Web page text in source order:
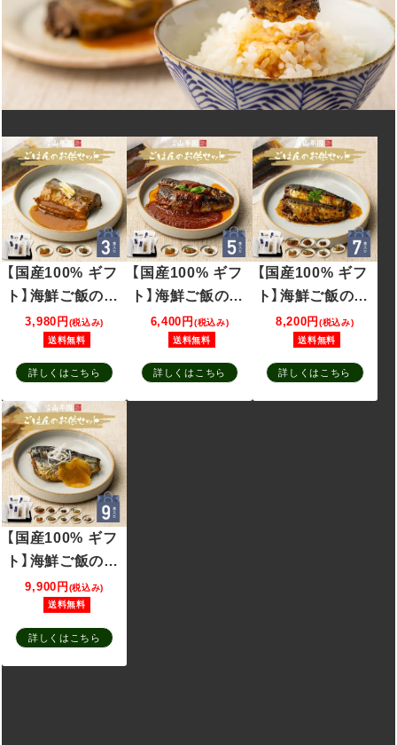
【国産100% ギフ
ト】海鮮ご飯のお
供セット 3種類
(白さば味噌煮、
あじと昆布の旨
煮、七味いわし)
3,980円(税込み)
送料無料
詳しくはこちら
【国産100% ギフ
ト】海鮮ご飯のお
供セット 5種類
(白さば味噌煮、
あじと昆布の旨
煮、七味いわし、
6,400円(税込み)
送料無料
詳しくはこちら
【国産100% ギフ
ト】海鮮ご飯のお
供セット 7種類
(白さば味噌煮、
あじと昆布の旨
煮、七味いわし、
8,200円(税込み)
送料無料
詳しくはこちら
【国産100% ギフ
ト】海鮮ご飯のお
供セット 9種類
(白さば味噌煮、
あじと昆布の旨
煮、七味いわし、
9,900円(税込み)
送料無料
詳しくはこちら